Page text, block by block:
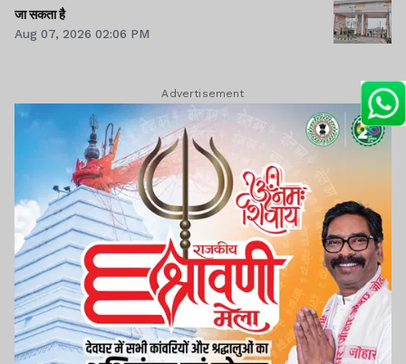
जा सकता है
Aug 07, 2026 02:06 PM
Advertisement